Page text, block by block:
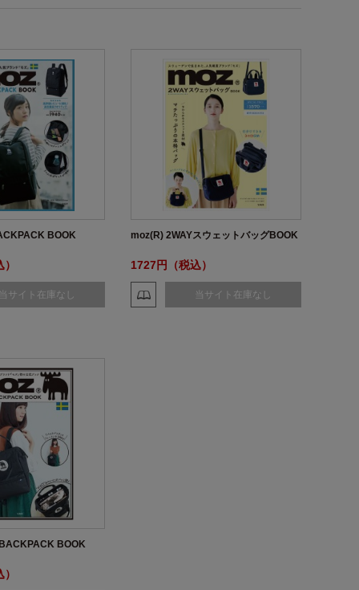
BOOK
当サイト在庫なし
moz(R) 2WAYスウェットバッグBOOK
1727円（税込）
当サイト在庫なし
BOOK